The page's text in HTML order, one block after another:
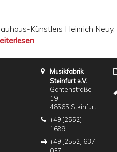
Künstlers Heinrich
im Heinrich-Neuy-
Musikfabrik
Steinfurt e.V.
Gantenstraße
19
48565 Steinfurt
+49 [2552]
1689
+49 [2552] 637